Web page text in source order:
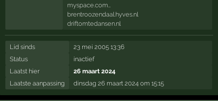
myspace.com…
brentroozendaal.hyves.nl
driftomtedansen.nl
Lid sinds
23 mei 2005 13:36
Status
inactief
Laatst hier
26 maart 2024
Laatste aanpassing
dinsdag 26 maart 2024 om 15:15